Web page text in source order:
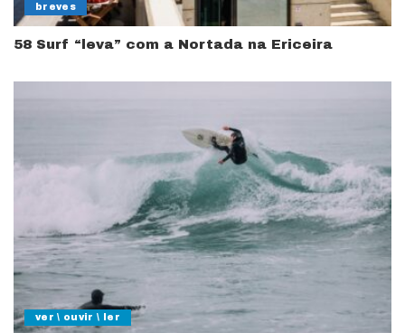
breves
58 Surf “leva” com a Nortada na Ericeira
ver \ ouvir \ ler